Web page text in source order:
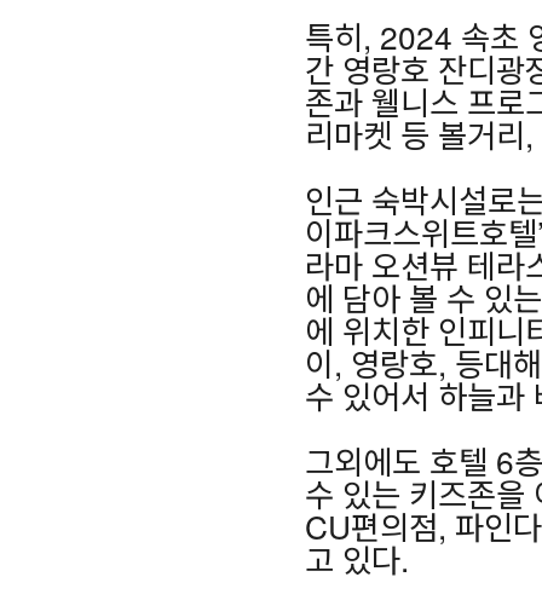
특히, 2024 속초
간 영랑호 잔디광
존과 웰니스 프로
리마켓 등 볼거리
인근 숙박시설로
이파크스위트호
라마 오션뷰 테라
에 담아 볼 수 있
에 위치한 인피니
이, 영랑호, 등대
수 있어서 하늘과
그외에도 호텔 6
수 있는 키즈존을
CU편의점, 파인
고 있다.